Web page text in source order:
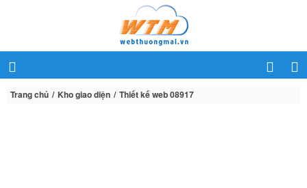
Trang chủ Kho giao diện Thiết kế web 08917